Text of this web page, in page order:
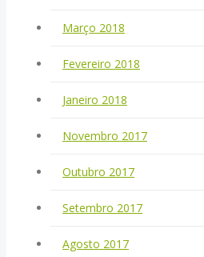
Março 2018
Fevereiro 2018
Janeiro 2018
Novembro 2017
Outubro 2017
Setembro 2017
Agosto 2017